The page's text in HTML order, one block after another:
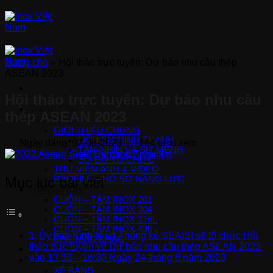
Bỏ
qua
nội
GIỚI THIỆU CHUNG
LỊCH SỬ HÌNH THÀNH
TẦM NHÌN VÀ SỨ MỆNH
SƠ ĐỒ TỔ CHỨC
THƯ VIỆN ẢNH & VIDEO
PROFILE – HỒ SƠ NĂNG LỰC
CUỘN – TẤM INOX 201
CUỘN – TẤM INOX 304
CUỘN – TẤM INOX 316L
CUỘN – TẤM INOX 430
CÁC MÁC KHÁC
Sản Phẩm Cung Ứng
Dịch Vụ
XẺ BĂNG
Trang chủ
thép ASEAN 2023
Ngày đăng: 02-08-2023 164 lượt xem
Mục lục bài viết
Ủy ban Kinh tế và Thống kê SEAISI sẽ tổ chức Hội
thảo trực tuyến về Dự báo nhu cầu thép ASEAN 2023
vào 13:30 – 16:30 Ngày 24 tháng 8 năm 2023